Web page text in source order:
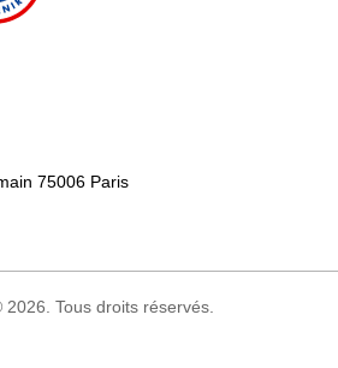
75006 Paris
Tous droits réservés.